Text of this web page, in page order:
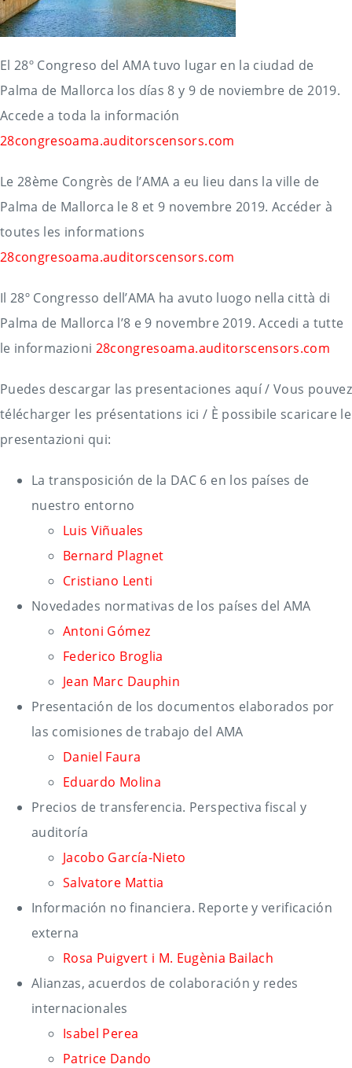
El 28º Congreso del AMA tuvo lugar en la ciudad de
Palma de Mallorca los días 8 y 9 de noviembre de 2019.
Accede a toda la información
28congresoama.auditorscensors.com
Le 28ème Congrès de l’AMA a eu lieu dans la ville de
Palma de Mallorca le 8 et 9 novembre 2019. Accéder à
toutes les informations
28congresoama.auditorscensors.com
Il 28º Congresso dell’AMA ha avuto luogo nella città di
Palma de Mallorca l’8 e 9 novembre 2019. Accedi a tutte
le informazioni 28congresoama.auditorscensors.com
Puedes descargar las presentaciones aquí / Vous pouvez
télécharger les présentations ici / È possibile scaricare le
presentazioni qui:
La transposición de la DAC 6 en los países de
nuestro entorno
Luis Viñuales
Bernard Plagnet
Cristiano Lenti
Novedades normativas de los países del AMA
Antoni Gómez
Federico Broglia
Jean Marc Dauphin
Presentación de los documentos elaborados por
las comisiones de trabajo del AMA
Daniel Faura
Eduardo Molina
Precios de transferencia. Perspectiva fiscal y
auditoría
Jacobo García-Nieto
Salvatore Mattia
Información no financiera. Reporte y verificación
externa
Rosa Puigvert i M. Eugènia Bailach
Alianzas, acuerdos de colaboración y redes
internacionales
Isabel Perea
Patrice Dando